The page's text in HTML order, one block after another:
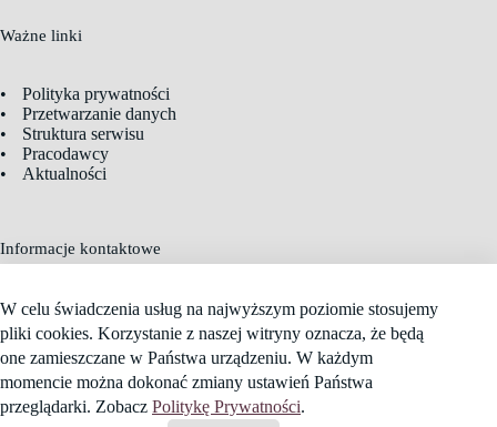
W celu świadczenia usług na najwyższym poziomie stosujemy
pliki cookies. Korzystanie z naszej witryny oznacza, że będą
one zamieszczane w Państwa urządzeniu. W każdym
momencie można dokonać zmiany ustawień Państwa
przeglądarki. Zobacz Politykę Prywatności.
Ważne linki
Polityka prywatności
Przetwarzanie danych
Struktura serwisu
Pracodawcy
Aktualności
Informacje kontaktowe
Adres:ul. Kościuszki 22, 98-100 Łask
Telefon:
786 934 028
E-mail:cechlask@op.pl
Godziny pracy: 08:00 – 15:00
Copyright © 2026 —Cech Rzemiosł im. Jana Łaskiego w
Łasku. Wszelkie prawa zastrzeżone.